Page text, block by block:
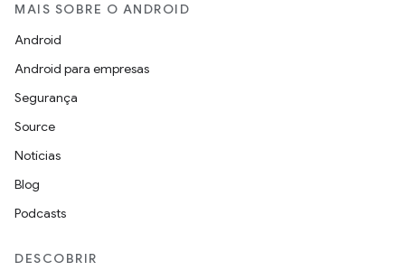
MAIS SOBRE O ANDROID
Android
Android para empresas
Segurança
Source
Notícias
Blog
Podcasts
DESCOBRIR